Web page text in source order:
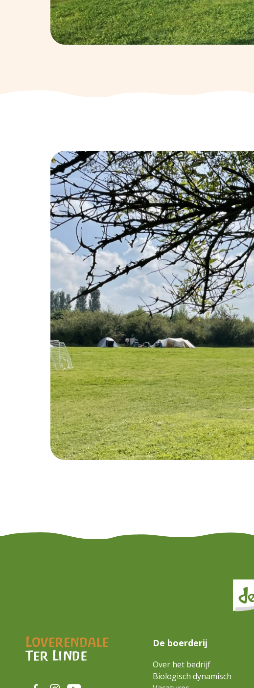
De boerderij
Over het bedrijf
Biologisch dynamisch